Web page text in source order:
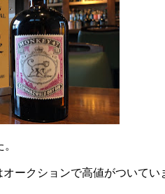
ークションで高値がついてい